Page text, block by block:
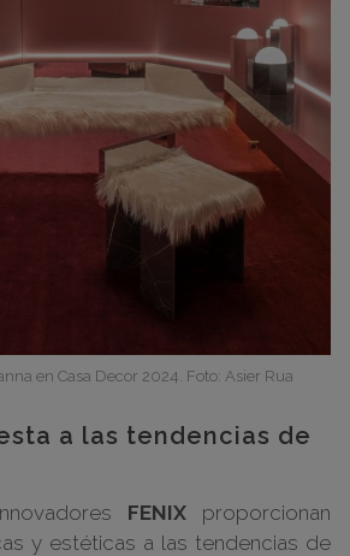
en Casa Decor 2024. Foto: Asier Rua
a las tendencias de
FENIX proporcionan
y estéticas a las tendencias de